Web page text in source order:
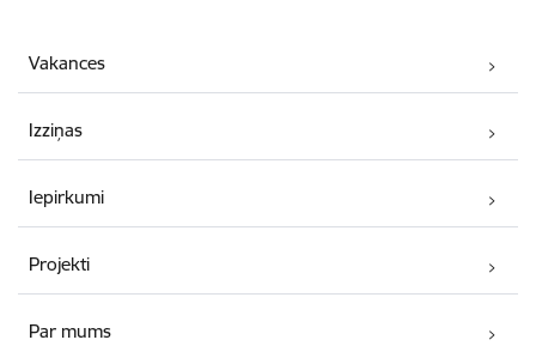
Vakances
Izziņas
Iepirkumi
Projekti
Par mums